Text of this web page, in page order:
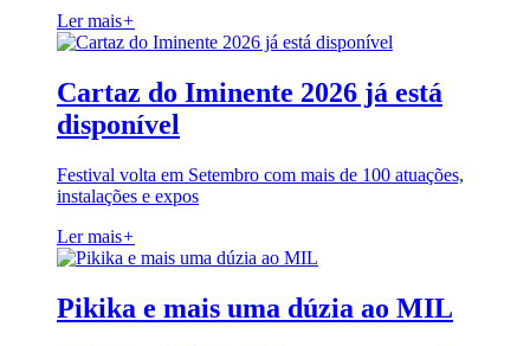
Ler mais+
Cartaz do Iminente 2026 já está
disponível
Festival volta em Setembro com mais de 100 atuações,
instalações e expos
Ler mais+
Pikika e mais uma dúzia ao MIL